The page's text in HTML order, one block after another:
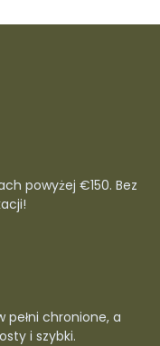
powyżej €150. Bez
pełni chronione, a
i szybki.